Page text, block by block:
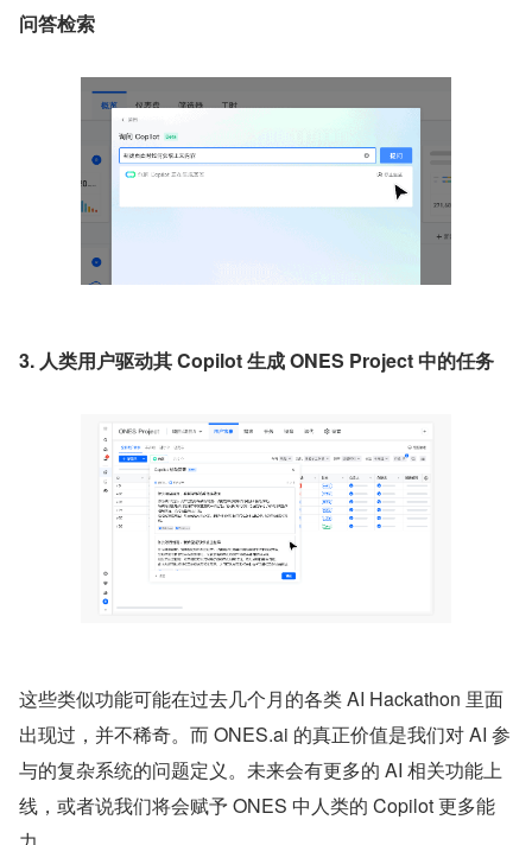
问答检索
3. 人类用户驱动其 Copilot 生成 ONES Project 中的任务
这些类似功能可能在过去几个月的各类 AI Hackathon 里面
出现过，并不稀奇。而 ONES.ai 的真正价值是我们对 AI 参
与的复杂系统的问题定义。未来会有更多的 AI 相关功能上
线，或者说我们将会赋予 ONES 中人类的 Copilot 更多能